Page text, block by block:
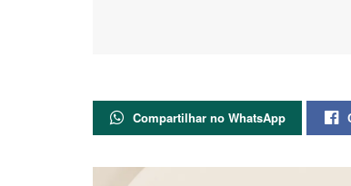
Compartilhar no WhatsApp